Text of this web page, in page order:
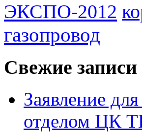
ЭКСПО-2012
газопровод
Свежие записи
Заявление
отделом ЦК